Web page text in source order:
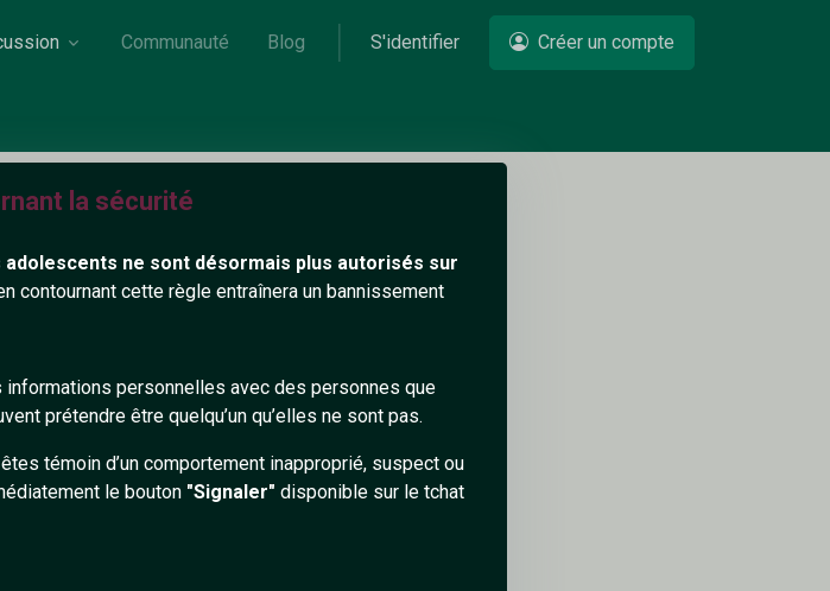
la sécurité
adolescents ne sont désormais plus autorisés sur
contournant cette règle entraînera un bannissement
personnelles avec des personnes que
prétendre être quelqu’un qu’elles ne sont pas.
témoin d’un comportement inapproprié, suspect ou
le bouton "Signaler" disponible sur le tchat
Communauté Blog S'identifier Créer un compte